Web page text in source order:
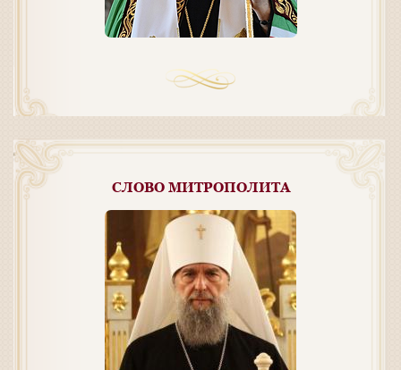
СЛОВО МИТРОПОЛИТА